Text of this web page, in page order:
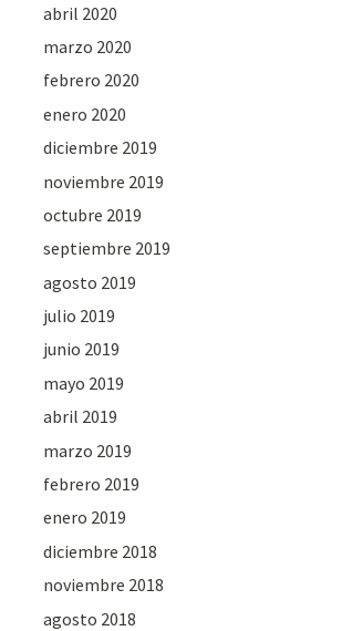
abril 2020
marzo 2020
febrero 2020
enero 2020
diciembre 2019
noviembre 2019
octubre 2019
septiembre 2019
agosto 2019
julio 2019
junio 2019
mayo 2019
abril 2019
marzo 2019
febrero 2019
enero 2019
diciembre 2018
noviembre 2018
agosto 2018